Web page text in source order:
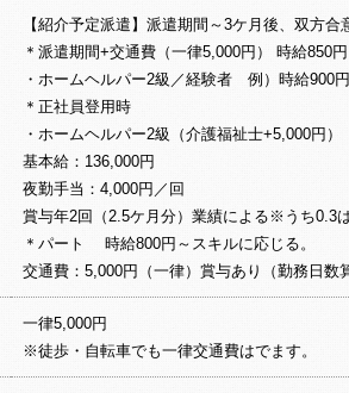
【紹介予定派遣】派遣期間～3ケ月後、双方合
＊派遣期間+交通費（一律5,000円） 時給850
・ホームヘルパー2級／経験者 例）時給900
＊正社員登用時
・ホームヘルパー2級（介護福祉士+5,000円
基本給：136,000円
夜勤手当：4,000円／回
賞与年2回（2.5ケ月分）業績による※うち
＊パート 時給800円～スキルに応じる。
交通費：5,000円（一律）賞与あり（勤務日数
一律5,000円
※徒歩・自転車でも一律交通費はでます。